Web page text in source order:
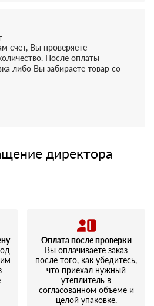
счет, Вы проверяете
После оплаты
либо Вы забираете товар со
директора
Оплата после проверки
Вы оплачиваете заказ
после того, как убедитесь,
что приехал нужный
утеплитель в
согласованном объеме и
целой упаковке.